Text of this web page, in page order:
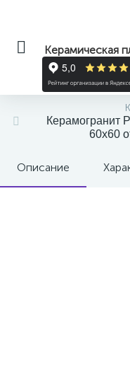
Керамическая
Керамогранит
60x60
Описание